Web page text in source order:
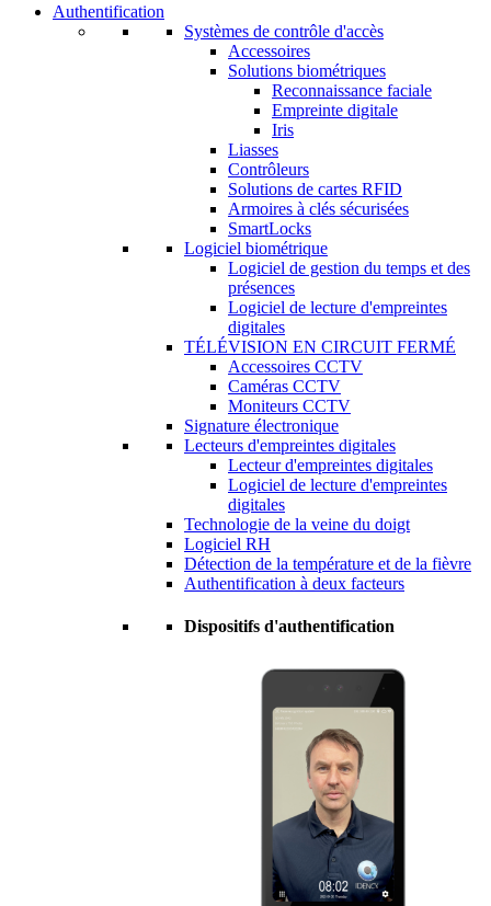
Authentification
Systèmes de contrôle d'accès
Accessoires
Solutions biométriques
Reconnaissance faciale
Empreinte digitale
Iris
Liasses
Contrôleurs
Solutions de cartes RFID
Armoires à clés sécurisées
SmartLocks
Logiciel biométrique
Logiciel de gestion du temps et des
présences
Logiciel de lecture d'empreintes
digitales
TÉLÉVISION EN CIRCUIT FERMÉ
Accessoires CCTV
Caméras CCTV
Moniteurs CCTV
Signature électronique
Lecteurs d'empreintes digitales
Lecteur d'empreintes digitales
Logiciel de lecture d'empreintes
digitales
Technologie de la veine du doigt
Logiciel RH
Détection de la température et de la fièvre
Authentification à deux facteurs
Dispositifs d'authentification